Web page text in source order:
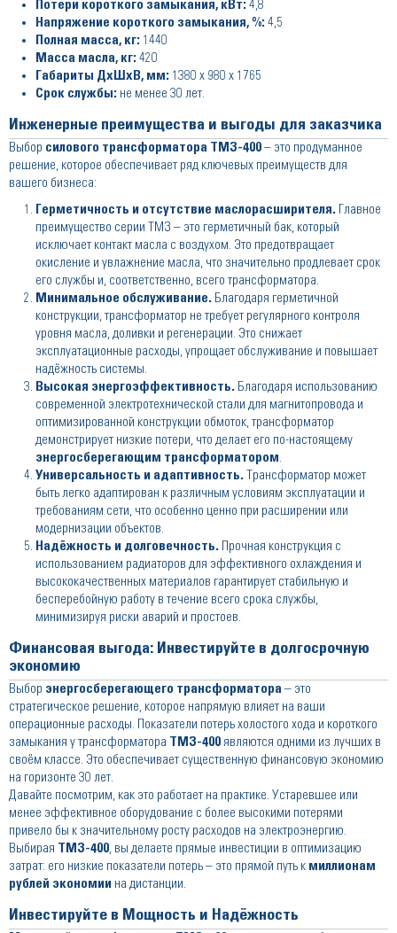
Потери короткого замыкания, кВт: 4,8
Напряжение короткого замыкания, %: 4,5
Полная масса, кг: 1440
Масса масла, кг: 420
Габариты ДхШхВ, мм: 1380 x 980 x 1765
Срок службы: не менее 30 лет.
Инженерные преимущества и выгоды для заказчика
Выбор силового трансформатора ТМЗ-400 – это продуманное
решение, которое обеспечивает ряд ключевых преимуществ для
вашего бизнеса:
Герметичность и отсутствие маслорасширителя. Главное
преимущество серии ТМЗ – это герметичный бак, который
исключает контакт масла с воздухом. Это предотвращает
окисление и увлажнение масла, что значительно продлевает срок
его службы и, соответственно, всего трансформатора.
Минимальное обслуживание. Благодаря герметичной
конструкции, трансформатор не требует регулярного контроля
уровня масла, доливки и регенерации. Это снижает
эксплуатационные расходы, упрощает обслуживание и повышает
надёжность системы.
Высокая энергоэффективность. Благодаря использованию
современной электротехнической стали для магнитопровода и
оптимизированной конструкции обмоток, трансформатор
демонстрирует низкие потери, что делает его по-настоящему
энергосберегающим трансформатором.
Универсальность и адаптивность. Трансформатор может
быть легко адаптирован к различным условиям эксплуатации и
требованиям сети, что особенно ценно при расширении или
модернизации объектов.
Надёжность и долговечность. Прочная конструкция с
использованием радиаторов для эффективного охлаждения и
высококачественных материалов гарантирует стабильную и
бесперебойную работу в течение всего срока службы,
минимизируя риски аварий и простоев.
Финансовая выгода: Инвестируйте в долгосрочную
экономию
Выбор энергосберегающего трансформатора – это
стратегическое решение, которое напрямую влияет на ваши
операционные расходы. Показатели потерь холостого хода и короткого
замыкания у трансформатора ТМЗ-400 являются одними из лучших в
своём классе. Это обеспечивает существенную финансовую экономию
на горизонте 30 лет.
Давайте посмотрим, как это работает на практике. Устаревшее или
менее эффективное оборудование с более высокими потерями
привело бы к значительному росту расходов на электроэнергию.
Выбирая ТМЗ-400, вы делаете прямые инвестиции в оптимизацию
затрат: его низкие показатели потерь – это прямой путь к миллионам
рублей экономии на дистанции.
Инвестируйте в Мощность и Надёжность